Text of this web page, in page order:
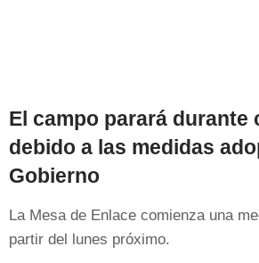
El campo parará durante
debido a las medidas
Gobierno
La Mesa de Enlace comienza una
partir del lunes próximo.